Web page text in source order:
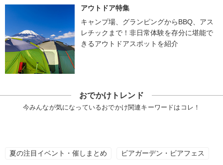
アウトドア特集
キャンプ場、グランピングからBBQ、アス
レチックまで！非日常体験を存分に堪能で
きるアウトドアスポットを紹介
おでかけトレンド
今みんなが気になっているおでかけ関連キーワードはコレ！
夏の注目イベント・催しまとめ ビアガーデン・ビアフェス